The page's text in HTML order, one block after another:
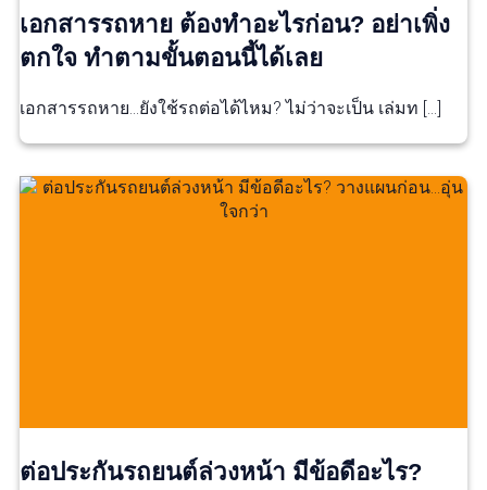
เอกสารรถหาย ต้องทำอะไรก่อน? อย่าเพิ่ง
ตกใจ ทำตามขั้นตอนนี้ได้เลย
เอกสารรถหาย…ยังใช้รถต่อได้ไหม? ไม่ว่าจะเป็น เล่มท […]
ต่อประกันรถยนต์ล่วงหน้า มีข้อดีอะไร?